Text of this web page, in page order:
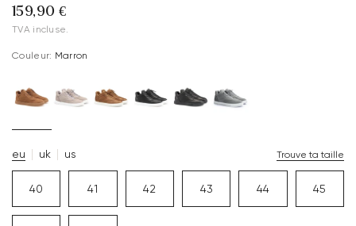
159,90 €
TVA incluse.
Couleur: Marron
eu uk us Trouve ta taille
40 41 42 43 44 45